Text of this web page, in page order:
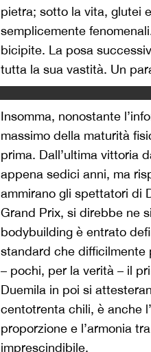
pietra; sotto la vita, glutei
semplicemente
bicipite. La posa
tutta la sua vastità. Un
Insomma, nonostante
massimo della maturità
prima. Dall’ultima vittoria
appena sedici anni, ma
ammirano gli spettatori di
Grand Prix, si direbbe ne
bodybuilding è entrato
standard che difficilmente
– pochi, per la verità – il
Duemila in poi si
centotrenta chili, è anche
proporzione e l’armonia
imprescindibile.